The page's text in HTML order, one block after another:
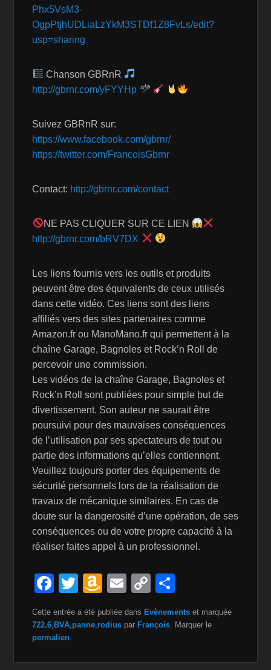
Phx5VsM3-
OgpPtjhUDLiaLzYkM3STDf1Z8FvLs/edit?
usp=sharing
Chanson GBRnR
http://gbrnr.com/yFYYHp
Suivez GBRnR sur:
https://www.facebook.com/gbrnr/
https://twitter.com/FrancoisGbrnr
Contact: http://gbrnr.com/contact
NE PAS CLIQUER SUR CE LIEN
http://gbrnr.com/bRV7DX
Les liens fournis vers les outils et produits
peuvent être des équivalents de ceux utilisés
dans cette vidéo. Ces liens sont des liens
affiliés vers des sites partenaires comme
Amazon.fr ou ManoMano.fr qui permettent à la
chaîne Garage, Bagnoles et Rock’n Roll de
percevoir une commission.
Les vidéos de la chaîne Garage, Bagnoles et
Rock’n Roll sont publiées pour simple but de
divertissement. Son auteur ne saurait être
poursuivi pour des mauvaises conséquences
de l’utilisation par ses spectateurs de tout ou
partie des informations qu’elles contiennent.
Veuillez toujours porter des équipements de
sécurité personnels lors de la réalisation de
travaux de mécanique similaires. En cas de
doute sur la dangerosité d’une opération, de ses
conséquences ou de votre propre capacité à la
réaliser faites appel à un professionnel.
F
c
e
b
T
tt
A
a
o
E
ail
C
o
p
Li
ta
er
Cette entrée a été publiée dans Evènements et marquée
722.6 BVA panne rodius par François . Marquer le
permalien